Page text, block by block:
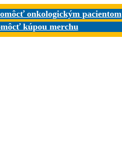
onkologickým pacientom
kúpou merchu